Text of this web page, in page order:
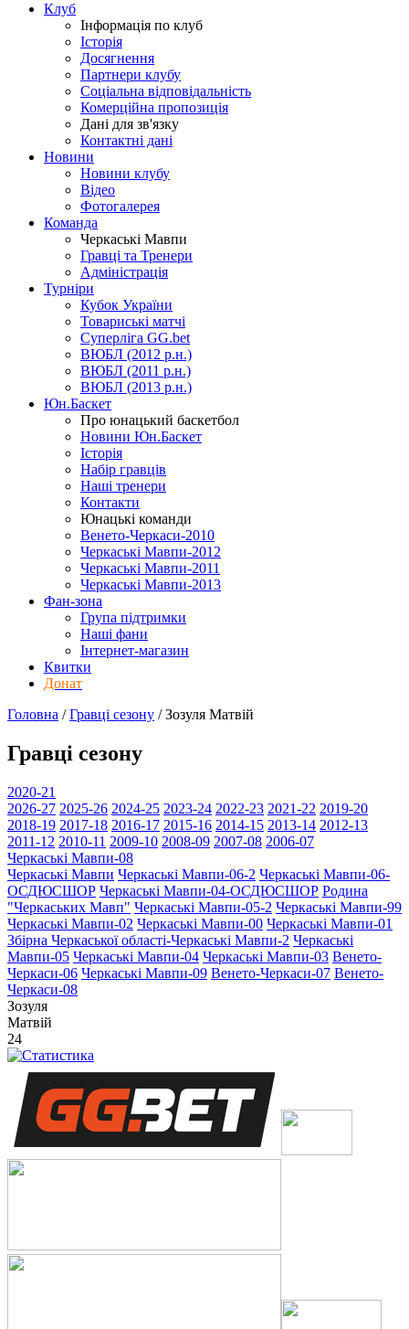
Клуб
Інформація по клуб
Історія
Досягнення
Партнери клубу
Соціальна відповідальність
Комерційна пропозиція
Дані для зв'язку
Контактні дані
Новини
Новини клубу
Відео
Фотогалерея
Команда
Черкаські Мавпи
Гравці та Тренери
Адміністрація
Турніри
Кубок України
Товариські матчі
Суперліга GG.bet
ВЮБЛ (2012 р.н.)
ВЮБЛ (2011 р.н.)
ВЮБЛ (2013 р.н.)
Юн.Баскет
Про юнацький баскетбол
Новини Юн.Баскет
Історія
Набір гравців
Наші тренери
Контакти
Юнацькі команди
Венето-Черкаси-2010
Черкаські Мавпи-2012
Черкаські Мавпи-2011
Черкаські Мавпи-2013
Фан-зона
Група підтримки
Наші фани
Інтернет-магазин
Квитки
Донат
Головна /Гравці сезону /Зозуля Матвій
Гравці сезону
2020-21
2026-27 2025-26 2024-25 2023-24 2022-23 2021-22 2019-20
2018-19 2017-18 2016-17 2015-16 2014-15 2013-14 2012-13
2011-12 2010-11 2009-10 2008-09 2007-08 2006-07
Черкаські Мавпи-08
Черкаські Мавпи Черкаські Мавпи-06-2 Черкаські Мавпи-06-
ОСДЮСШОР Черкаські Мавпи-04-ОСДЮСШОР Родина
"Черкаcьких Мавп" Черкаські Мавпи-05-2 Черкаські Мавпи-99
Черкаські Мавпи-02 Черкаські Мавпи-00 Черкаські Мавпи-01
Збірна Черкаської області-Черкаські Мавпи-2 Черкаські
Мавпи-05 Черкаські Мавпи-04 Черкаські Мавпи-03 Венето-
Черкаси-06 Черкаські Мавпи-09 Венето-Черкаси-07 Венето-
Черкаси-08
Зозуля
Матвій
24